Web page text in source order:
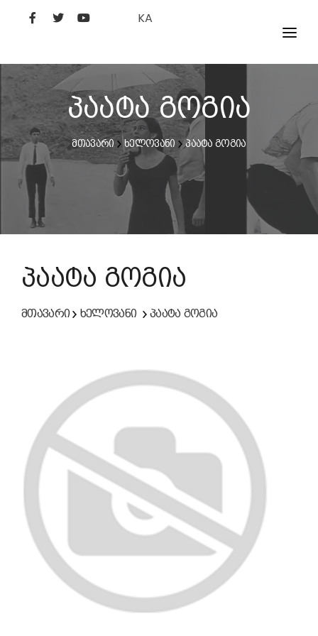
KA
ᲤᲘᲚᲛᲔᲑᲘ
ᲮᲔᲚᲝᲕᲐᲜᲘ
ᲙᲘᲜᲝᲡᲢᲣᲓᲘᲐ
ᲙᲘᲜᲝᲐᲙᲐᲓᲔᲛᲘᲐ
პაატა გოგია
მთავარი ხელოვანი პაატა გოგია
პაატა გოგია
მთავარი ხელოვანი პაატა გოგია